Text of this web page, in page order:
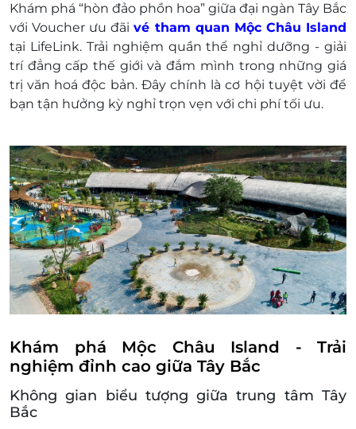
đổi thành tiền mặt, không trả lại tiền thừa.
Không áp dụng đồng thời với chương trình
khuyến mại khác
Khám phá “hòn đảo phồn hoa” giữa đại ngàn Tây Bắc
với Voucher ưu đãivé tham quan Mộc Châu Island
tại LifeLink. Trải nghiệm quần thể nghỉ dưỡng - giải
trí đẳng cấp thế giới và đắm mình trong những giá
trị văn hoá độc bản. Đây chính là cơ hội tuyệt vời để
bạn tận hưởng kỳ nghỉ trọn vẹn với chi phí tối ưu.
Khám phá Mộc Châu Island - Trải
nghiệm đỉnh cao giữa Tây Bắc
Không gian biểu tượng giữa trung tâm Tây
Bắc